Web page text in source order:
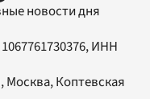
новости дня
ИНН
Москва, Коптевская